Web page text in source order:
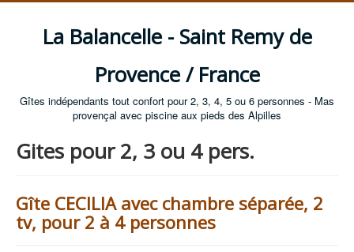
La Balancelle - Saint Remy de
Provence / France
Gîtes indépendants tout confort pour 2, 3, 4, 5 ou 6 personnes - Mas
provençal avec piscine aux pieds des Alpilles
Gites pour 2, 3 ou 4 pers.
Gîte CECILIA avec chambre séparée, 2
tv, pour 2 à 4 personnes